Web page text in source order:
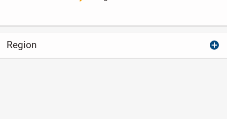
Region